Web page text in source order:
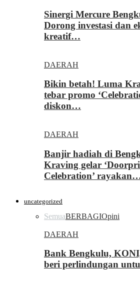
Sinergi Mercure
Dorong investasi dan
kreatif…
DAERAH
Bikin betah! Luma
tebar promo
diskon…
DAERAH
Banjir hadiah di
Kraving gelar
Celebration’
uncategorized
SemuaBERBAGIOpini
DAERAH
Bank Bengkulu,
beri perlindungan